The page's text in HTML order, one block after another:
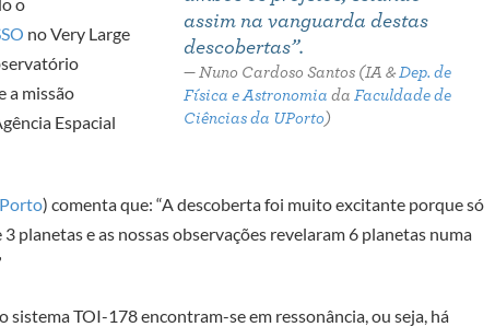
assim na vanguarda destas
descobertas”.
Nuno Cardoso Santos (IA &Dep. de
Física e Astronomia da Faculdade de
Ciências da UPorto )
no Very Large
a missão
Espacial
) comenta que: “A descoberta foi muito excitante porque só
3 planetas e as nossas observações revelaram 6 planetas numa
sistema TOI-178 encontram-se em ressonância, ou seja, há